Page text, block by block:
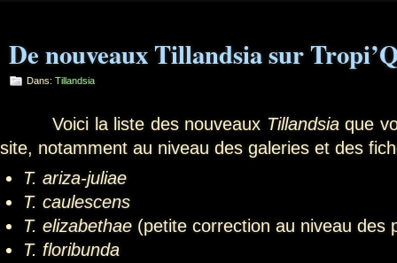
De nouveaux Tillandsia sur
Dans: Tillandsia
Voici la liste des nouveaux Tillandsiaque
site, notamment au niveau des galeries et des
T. ariza-juliae
T. caulescens
T. elizabethae (petite correction au niveau des
T. floribunda